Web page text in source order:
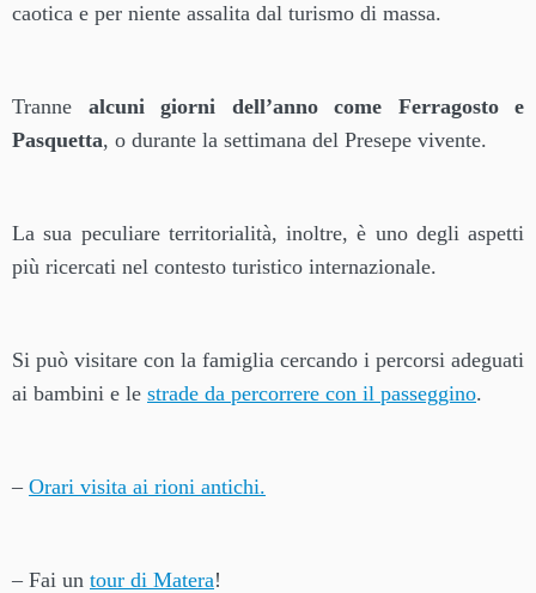
caotica e per niente assalita dal turismo di massa.
Tranne alcuni giorni dell’anno come Ferragosto e
Pasquetta, o durante la settimana del Presepe vivente.
La sua peculiare territorialità, inoltre, è uno degli aspetti
più ricercati nel contesto turistico internazionale.
Si può visitare con la famiglia cercando i percorsi adeguati
ai bambini e le strade da percorrere con il passeggino.
– Orari visita ai rioni antichi.
– Fai un tour di Matera!